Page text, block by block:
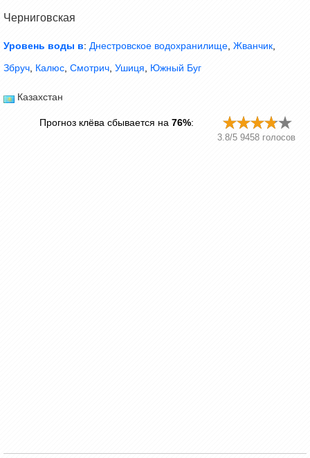
Черниговская
Уровень воды в: Днестровское водохранилище Жванчик
Збруч Калюс Смотрич Ушиця Южный Буг
Казахстан
Прогноз клёва сбывается на 76%:
3.8/5 9458 голосов